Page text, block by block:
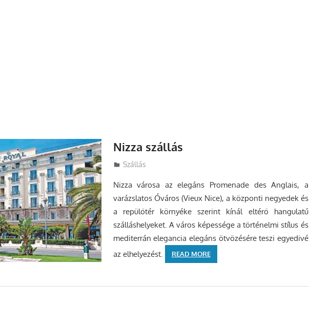
Nizza szállás
Utazasok.org
Szállás
Nizza városa az elegáns Promenade des Anglais, a
varázslatos Óváros (Vieux Nice), a központi negyedek és
a repülőtér környéke szerint kínál eltérő hangulatú
szálláshelyeket. A város képessége a történelmi stílus és
mediterrán elegancia elegáns ötvözésére teszi egyedivé
az elhelyezést.
READ MORE